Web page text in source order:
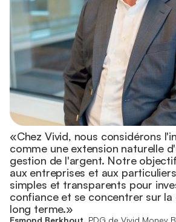
«Chez Vivid, nous considérons
comme une extension naturelle
gestion de l'argent. Notre
aux entreprises et aux
simples et transparents pour
confiance et se concentrer sur la
long terme.»
Esmond Berkhout, PDG de Vivid Money